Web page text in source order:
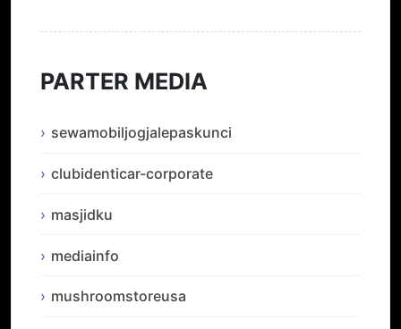
PARTER MEDIA
sewamobiljogjalepaskunci
clubidenticar-corporate
masjidku
mediainfo
mushroomstoreusa